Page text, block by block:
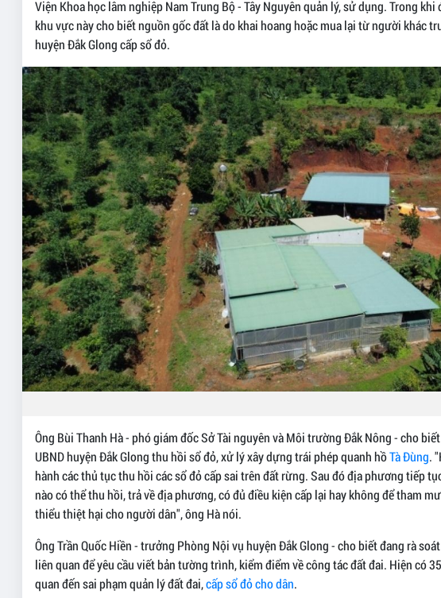
Viện Khoa học lâm nghiệp Nam Trung Bộ - Tây Nguyên quản lý, sử dụng. Trong
khu vực này cho biết nguồn gốc đất là do khai hoang hoặc mua lại từ người khác
huyện Đắk Glong cấp sổ đỏ.
Ông Bùi Thanh Hà - phó giám đốc Sở Tài nguyên và Môi trường Đắk Nông - cho
UBND huyện Đắk Glong thu hồi sổ đỏ, xử lý xây dựng trái phép quanh hồTà Đùng.
hành các thủ tục thu hồi các sổ đỏ cấp sai trên đất rừng. Sau đó địa phương tiếp
nào có thể thu hồi, trả về địa phương, có đủ điều kiện cấp lại hay không để tham
thiểu thiệt hại cho người dân", ông Hà nói.
Ông Trần Quốc Hiền - trưởng Phòng Nội vụ huyện Đắk Glong - cho biết đang rà
liên quan để yêu cầu viết bản tường trình, kiểm điểm về công tác đất đai. Hiện có
quan đến sai phạm quản lý đất đai,cấp sổ đỏ cho dân.